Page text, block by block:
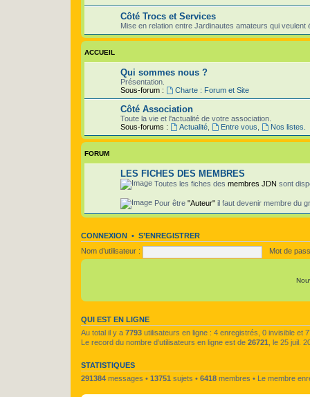
Côté Trocs et Services
Mise en relation entre Jardinautes amateurs qui
ACCUEIL
Qui sommes nous ?
Présentation.
Sous-forum :
Charte : Forum et Site
Côté Association
Toute la vie et l'actualité de votre association.
Sous-forums :
Actualité, Entre vous Nos listes.
FORUM
LES FICHES DES MEMBRES
Toutes les fiches des membres JDN sont
Pour être "Auteur" il faut devenir membre du
CONNEXION • S’ENREGISTRER
Nom d’utilisateur :
Mot de
QUI EST EN LIGNE
Au total il y a 7793 utilisateurs en ligne : 4 enregistrés, 0 invisible et
Le record du nombre d’utilisateurs en ligne est de 26721 , le 25 juil.
STATISTIQUES
291384 messages • 13751 sujets • 6418 membres • Le membre